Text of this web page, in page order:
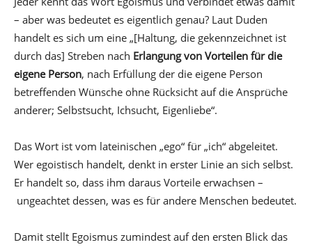
– aber was bedeutet es eigentlich genau? Laut Duden
handelt es sich um eine „[Haltung, die gekennzeichnet ist
durch das] Streben nach Erlangung von Vorteilen für die
eigene Person, nach Erfüllung der die eigene Person
betreffenden Wünsche ohne Rücksicht auf die Ansprüche
anderer; Selbstsucht, Ichsucht, Eigenliebe“.
Das Wort ist vom lateinischen „ego“ für „ich“ abgeleitet.
Wer egoistisch handelt, denkt in erster Linie an sich selbst.
Er handelt so, dass ihm daraus Vorteile erwachsen –
ungeachtet dessen, was es für andere Menschen bedeutet.
Damit stellt Egoismus zumindest auf den ersten Blick das